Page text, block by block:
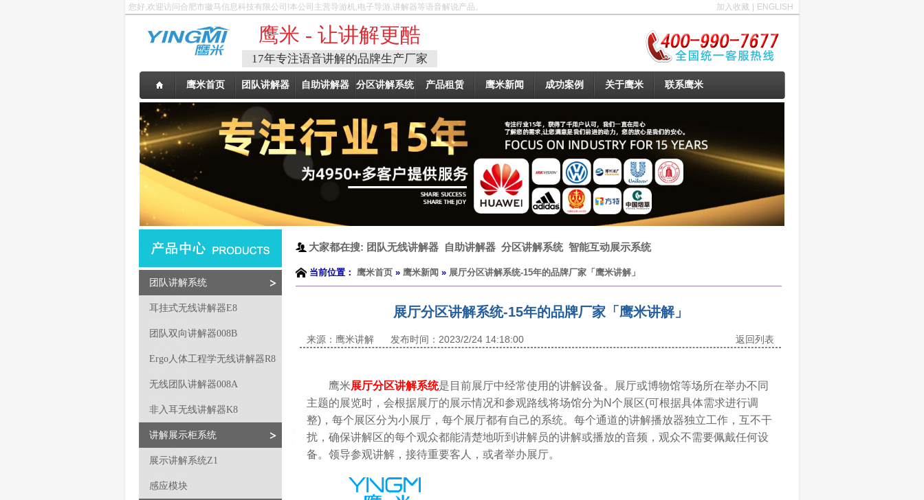
加入收藏 ENGLISH
您好,欢迎访问合肥市徽马信息科技有限公司!本公司主营导游机,电子导游,讲解器等语音解说产品。
鹰米 - 让讲解更酷
17年专注语音讲解的品牌生产厂家
鹰米首页 团队讲解器 自助讲解器 分区讲解系统 产品租赁 鹰米新闻 成功案例 关于鹰米 联系鹰米
团队讲解系统
耳挂式无线讲解器E8
团队双向讲解器008B
Ergo人体工程学无线讲解器R8
无线团队讲解器008A
非入耳无线讲解器K8
讲解展示柜系统
展示讲解系统Z1
感应模块
大家都在搜: 团队无线讲解器 自助讲解器 分区讲解系统 智能互动展示系统
当前位置： 鹰米首页 » 鹰米新闻 » 展厅分区讲解系统-15年的品牌厂家「鹰米讲解」
展厅分区讲解系统-15年的品牌厂家「鹰米讲解」
来源：鹰米讲解 发布时间：2023/2/24 14:18:00 返回列表
鹰米展厅分区讲解系统是目前展厅中经常使用的讲解设备。展厅或博物馆等场所在举办不同
主题的展览时，会根据展厅的展示情况和参观路线将场馆分为N个展区(可根据具体需求进行调
整)，每个展区分为小展厅，每个展厅都有自己的系统。每个通道的讲解播放器独立工作，互不干
扰，确保讲解区的每个观众都能清楚地听到讲解员的讲解或播放的音频，观众不需要佩戴任何设
备。领导参观讲解，接待重要客人，或者举办展厅。